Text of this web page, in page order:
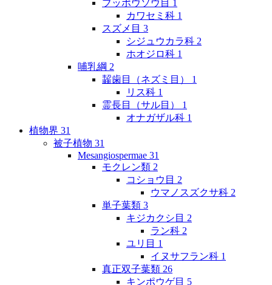
ブッポウソウ目 1
カワセミ科 1
スズメ目 3
シジュウカラ科 2
ホオジロ科 1
哺乳綱 2
齧歯目（ネズミ目） 1
リス科 1
霊長目（サル目） 1
オナガザル科 1
植物界 31
被子植物 31
Mesangiospermae 31
モクレン類 2
コショウ目 2
ウマノスズクサ科 2
単子葉類 3
キジカクシ目 2
ラン科 2
ユリ目 1
イヌサフラン科 1
真正双子葉類 26
キンポウゲ目 5